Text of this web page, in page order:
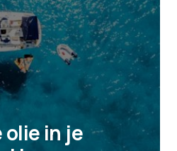
olie in je